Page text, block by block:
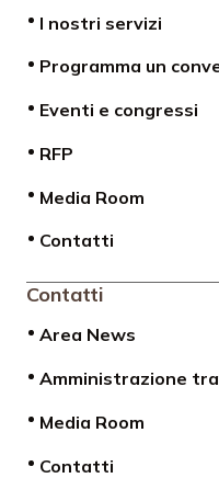
I nostri servizi
Programma un
Eventi e congressi
RFP
Media Room
Contatti
Contatti
Area News
Amministrazione
Media Room
Contatti